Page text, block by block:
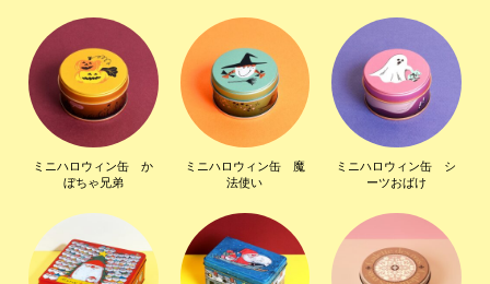
ミニハロウィン缶 か
ぼちゃ兄弟
ミニハロウィン缶 魔
法使い
ミニハロウィン缶 シ
ーツおばけ